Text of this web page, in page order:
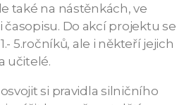
také na nástěnkách, ve
Do akcí projektu se
5.ročníků, ale i někteří jejich
učitelé.
si pravidla silničního